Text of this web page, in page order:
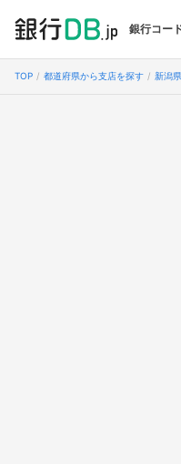
銀行コー
TOP 都道府県から支店を探す 新潟